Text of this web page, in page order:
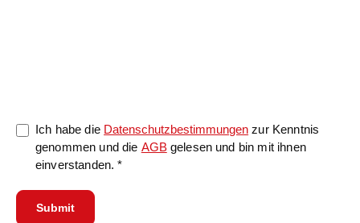
Ich habe die Datenschutzbestimmungen zur Kenntnis
genommen und die AGBgelesen und bin mit ihnen
einverstanden. *
Submit